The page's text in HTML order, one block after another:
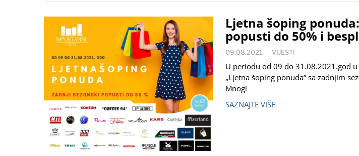
Ljetna šoping
popusti do 50% i
09.08.2021. VIJESTI
U periodu od 09 do 31.08.2021.god
„Ljetna šoping ponuda“ sa zadnjim
Mnogi
SAZNAJTE VIŠE